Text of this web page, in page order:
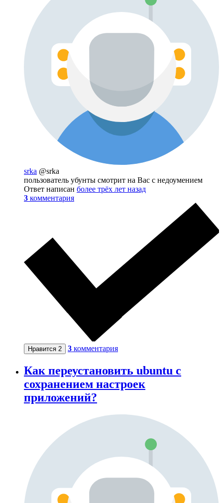
srka @srka
пользователь убунты смотрит на Вас с недоумением
Ответ написан более трёх лет назад
3 комментария
Нравится 2 3 комментария
Как переустановить ubuntu с
сохранением настроек
приложений?